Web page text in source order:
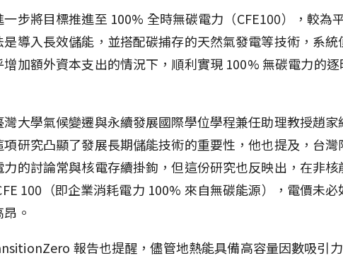
一步將目標推進至 100% 全時無碳電力（CFE100），較為
是導入長效儲能，並搭配碳捕存的天然氣發電等技術，系統
增加額外資本支出的情況下，順利實現 100% 無碳電力的逐
灣大學氣候變遷與永續發展國際學位學程兼任助理教授趙家
項研究凸顯了發展長期儲能技術的重要性，他也提及，台灣
力的討論常與核電存續掛鉤，但這份研究也反映出，在非核
100（即企業消耗電力 100% 來自無碳能源），電價未必
。
報告也提醒，儘管地熱能具備高容量因數吸引